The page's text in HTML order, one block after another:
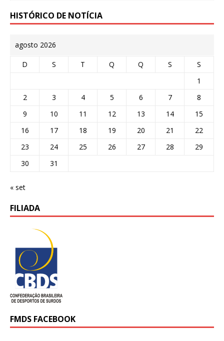
HISTÓRICO DE NOTÍCIA
agosto 2026
D S T Q Q S
S
1
2
3 4 5 6 7
8
9
10 11 12 13 14
15
16
17 18 19 20 21
22
23
24 25 26 27 28
29
30
31
« set
FILIADA
FMDS FACEBOOK